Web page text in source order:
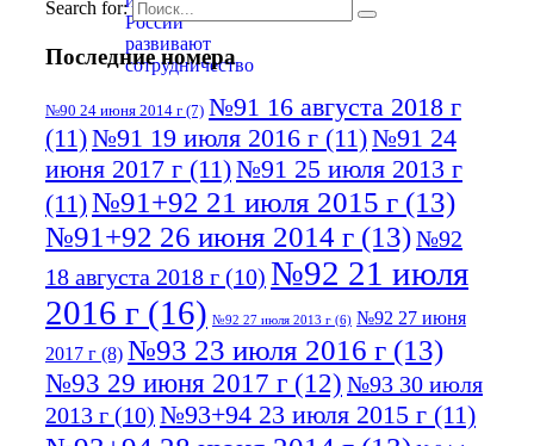
Search for:
Последние номера
№90 24 июня 2014 г (7) №91 16 августа 2018 г
(11)№91 19 июля 2016 г (11)№91 24
июня 2017 г (11)№91 25 июля 2013 г
(11)№91+92 21 июля 2015 г (13)
№91+92 26 июня 2014 г (13)№92
18 августа 2018 г (10) №92 21 июля
2016 г (16) №92 27 июля 2013 г (6) №92 27 июня
2017 г (8) №93 23 июля 2016 г (13)
№93 29 июня 2017 г (12) №93 30 июля
2013 г (10) №93+94 23 июля 2015 г (11)